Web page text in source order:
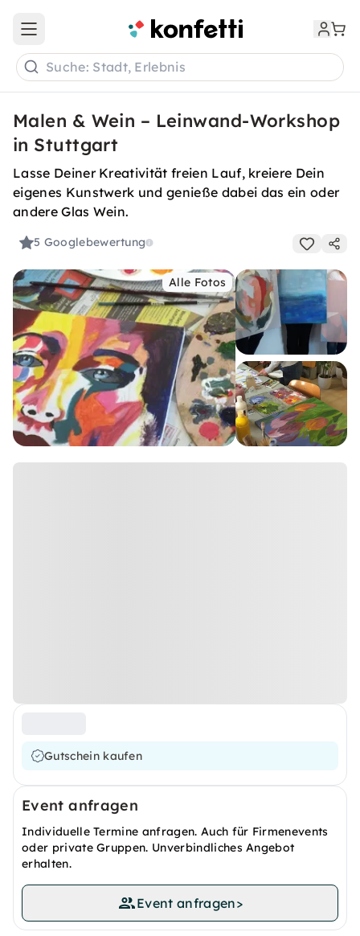
Open main menu
Suche: Stadt, Erlebnis
Malen & Wein – Leinwand-Workshop
in Stuttgart
Lasse Deiner Kreativität freien Lauf, kreiere Dein
eigenes Kunstwerk und genieße dabei das ein oder
andere Glas Wein.
5 Googlebewertung
Alle Fotos
Gutschein kaufen
Event anfragen
Individuelle Termine anfragen. Auch für Firmenevents
oder private Gruppen. Unverbindliches Angebot
erhalten.
Event anfragen>